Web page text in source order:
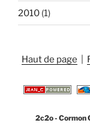
2010 (1)
Haut de page
2c2o - Cormon